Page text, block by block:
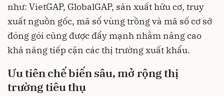
như: VietGAP, GlobalGAP, sản xuất hữu cơ, truy
xuất nguồn gốc, mã số vùng trồng và mã số cơ sở
đóng gói cũng được đẩy mạnh nhằm nâng cao
khả năng tiếp cận các thị trường xuất khẩu.
Ưu tiên chế biến sâu, mở rộng thị
trường tiêu thụ